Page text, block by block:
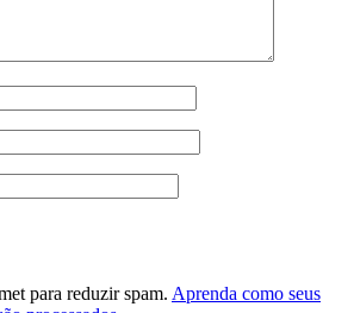
para reduzir spam. Aprenda como seus